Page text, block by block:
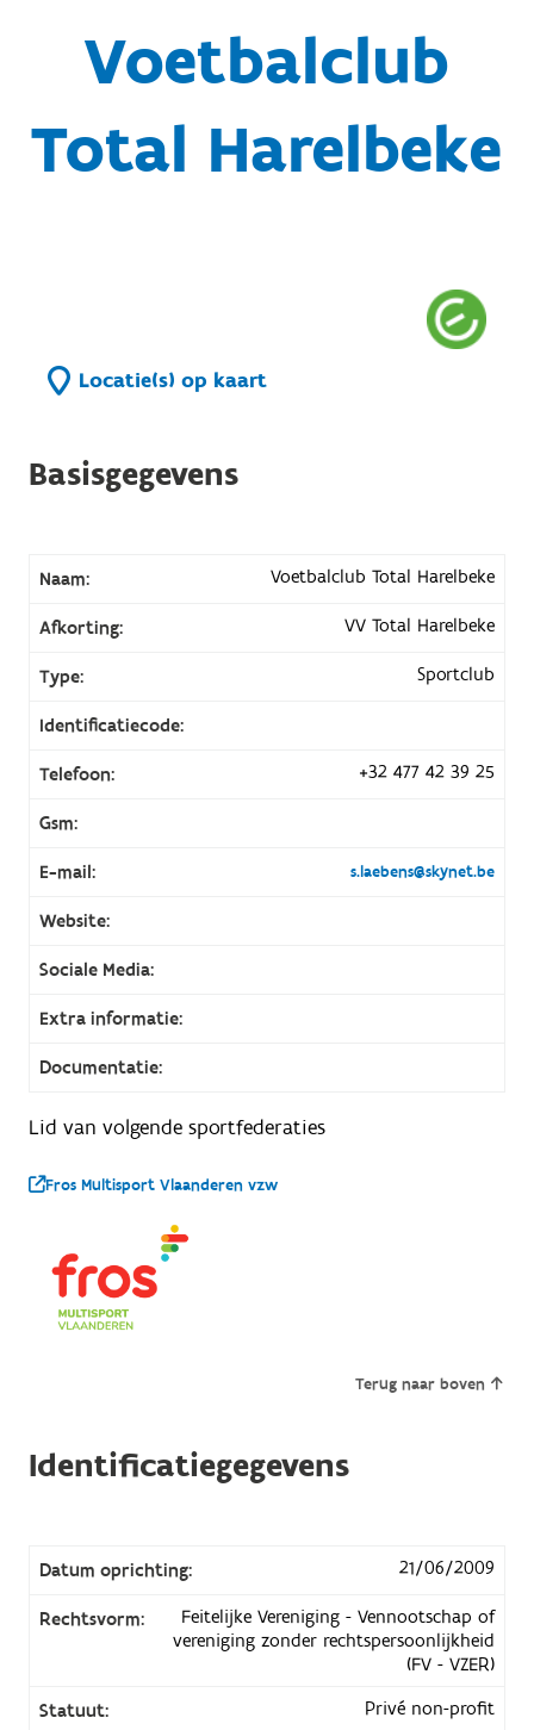
Voetbalclub
Total Harelbeke
Locatie(s) op kaart
Basisgegevens
Naam: Voetbalclub Total Harelbeke
Afkorting: VV Total Harelbeke
Type: Sportclub
Identificatiecode:
Telefoon: +32 477 42 39 25
Gsm:
E-mail: s.laebens@skynet.be
Website:
Sociale Media:
Extra informatie:
Documentatie:
Lid van volgende sportfederaties
Fros Multisport Vlaanderen vzw
Terug naar boven
Identificatiegegevens
Datum oprichting: 21/06/2009
Rechtsvorm:
Feitelijke Vereniging - Vennootschap of
vereniging zonder rechtspersoonlijkheid
(FV - VZER)
Statuut:
Privé non-profit